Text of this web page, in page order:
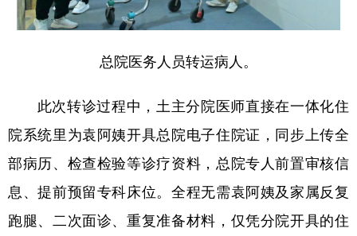
总院医务人员转运病人。
此次转诊过程中，土主分院医师直接在一体化住
院系统里为袁阿姨开具总院电子住院证，同步上传全
部病历、检查检验等诊疗资料，总院专人前置审核信
息、提前预留专科床位。全程无需袁阿姨及家属反复
跑腿、二次面诊、重复准备材料，仅凭分院开具的住